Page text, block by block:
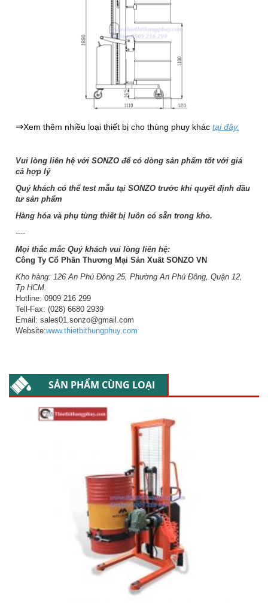
⇒Xem thêm nhiều loại thiết bị cho thùng phuy khác tại đây.
Vui lòng liên hệ với SONZO để có dòng sản phẩm tốt với giá
cả hợp lý
Quý khách có thể test mẫu tại SONZO trước khi quyết định đầu
tư sản phẩm
Hàng hóa và phụ tùng thiết bị luôn có sẵn trong kho.
----
Mọi thắc mắc Quý khách vui lòng liên hệ:
Công Ty Cổ Phần Thương Mại Sản Xuất SONZO VN
Kho hàng: 126 An Phú Đông 25, Phường An Phú Đông, Quận 12,
Tp HCM.
Hotline: 0909 216 299
Tell-Fax: (028) 6680 2939
Email: sales01.sonzo@gmail.com
Website:www.thietbithungphuy.com
SẢN PHẨM CÙNG LOẠI